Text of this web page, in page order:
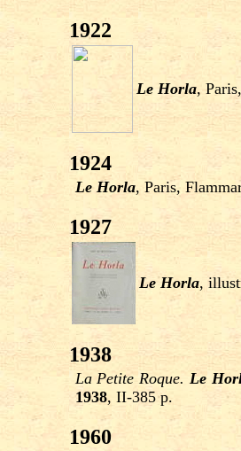
1922
Le Horla,
1924
Le Horla, Paris,
1927
Le Horla,
1938
La Petite Roque. Le
1938, II-385 p.
1960